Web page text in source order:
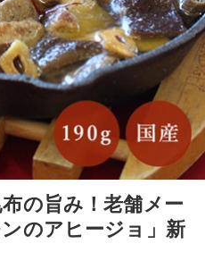
の旨み！老舗メー
のアヒージョ」新